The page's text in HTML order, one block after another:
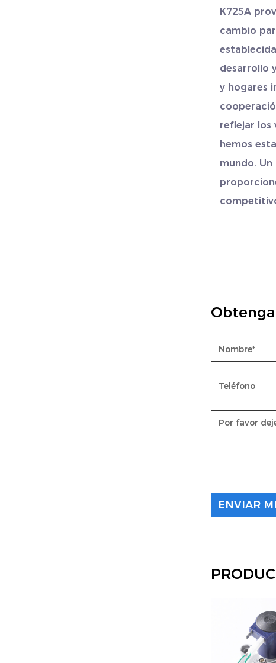
K725A
cambio
desarrollo
y hogares
reflejar los
hemos
mundo.